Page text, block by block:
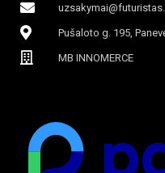
Pušaloto g. 195,
MB INNOMERCE